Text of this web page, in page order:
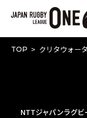
TOP クリタウォー
NTTジャパンラグビ